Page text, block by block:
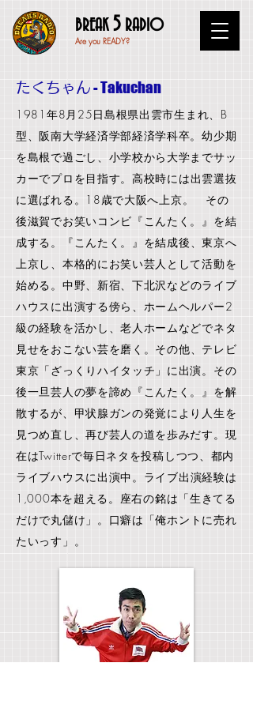
BREAK 5RADIO
Are you READY?
たくちゃん - Takuchan
1981年8月25日島根県出雲市生まれ、B
型、阪南大学経済学部経済学科卒。幼少期
を島根で過ごし、小学校から大学までサッ
カーでプロを目指す。 高校時には出雲選抜
に選ばれる。 18歳で大阪へ上京。 その
後滋賀でお笑いコンビ『こんたく。』を結
成する。
『こんたく。』を結成後、東京へ
上京し、本格的にお笑い芸人として活動を
始める。 中野、新宿、下北沢などのライブ
ハウスに出演する傍ら、ホームヘルパー2
級の経験を活かし、老人ホームなどでネタ
見せをおこない芸を磨く。 その他、テレビ
東京「ざっくりハイタッチ」に出演。 その
後一旦芸人の夢を諦め『こんたく。』を解
散するが、甲状腺ガンの発覚により人生を
見つめ直し、再び芸人の道を歩みだす。 現
在はTwitterで毎日ネタを投稿しつつ、都内
ライブハウスに出演中。 ライブ出演経験は
1,000本を超える。 座右の銘は「生きてる
だけで丸儲け」。 口癖は「俺ホントに売れ
たいっす」。